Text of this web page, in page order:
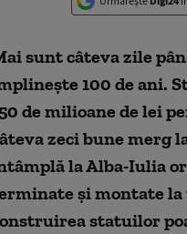
sunt câteva zile
100 de ani.
de milioane de lei
zeci bune merg
la Alba-Iulia
şi montate la
statuilor